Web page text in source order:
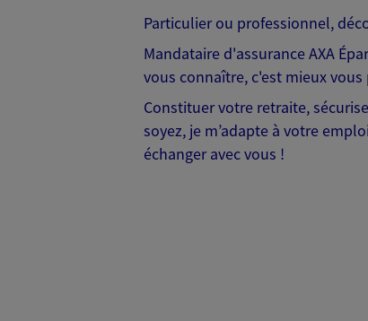
Particulier ou professionnel,
Mandataire d'assurance AXA
vous connaître, c'est mieux
Constituer votre retraite,
soyez, je m’adapte à votre
échanger avec vous !